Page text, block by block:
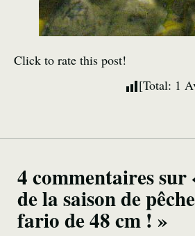
Click to rate this post!
[Total: 1
4 commentaires sur
de la saison de
fario de 48 cm ! »